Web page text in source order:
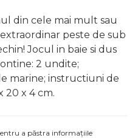
din cele mai mult sau
peste de sub
Jocul in baie si dus
2 undite;
marine; instructiuni de
20 x 4 cm.
a păstra informațiile